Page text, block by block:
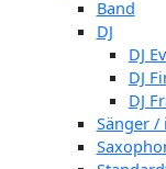
Band
DJ
DJ
DJ
DJ
Sänger /